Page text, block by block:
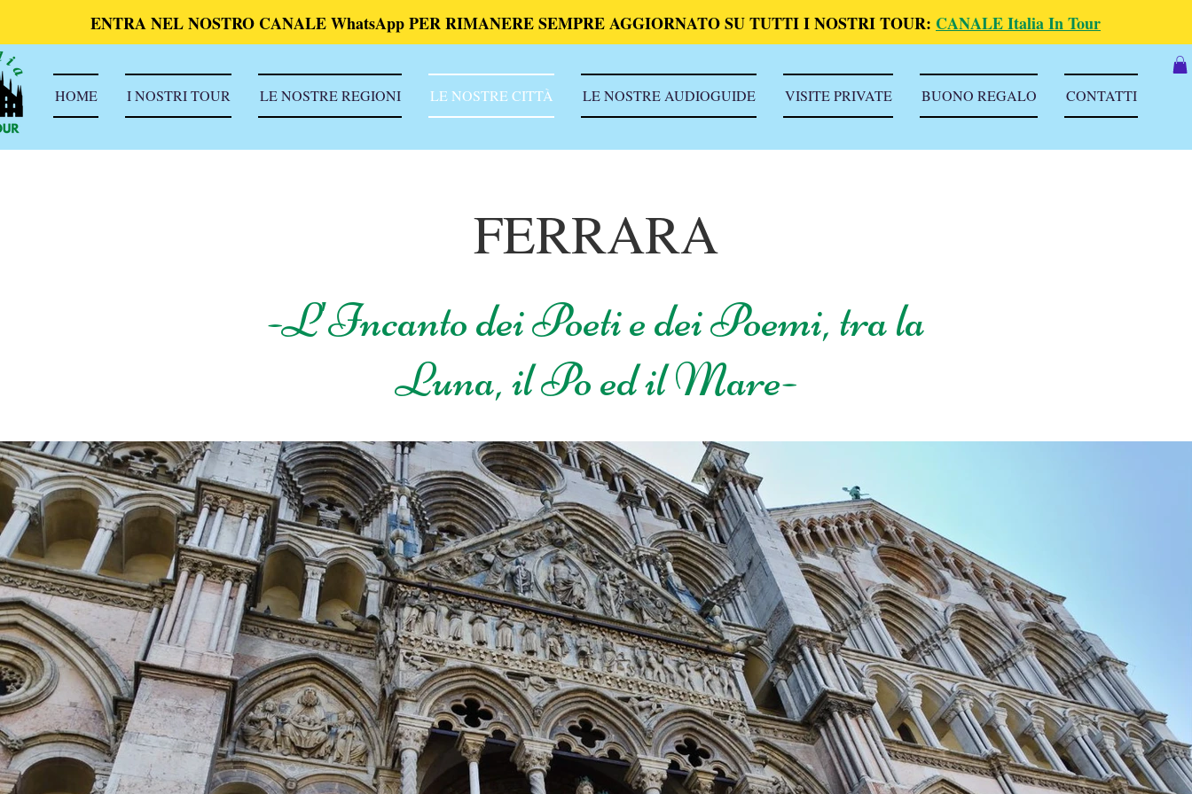
ENTRA NEL NOSTRO CANALE WhatsApp PER RIMANERE SEMPRE AGGIORNATO SU TUTTI I NOSTRI TOUR: CANALE Italia In Tour
HOME I NOSTRI TOUR LE NOSTRE REGIONI LE NOSTRE CITTÀ LE NOSTRE AUDIOGUIDE VISITE PRIVATE BUONO REGALO CONTATTI
FERRARA
-L'Incanto dei Poeti e dei Poemi, tra la
Luna, il Po ed il Mare-